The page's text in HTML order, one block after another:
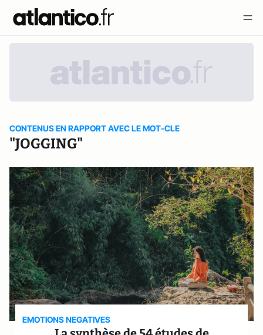
CONTENUS EN RAPPORT AVEC LE MOT-CLE
"JOGGING"
EMOTIONS NEGATIVES